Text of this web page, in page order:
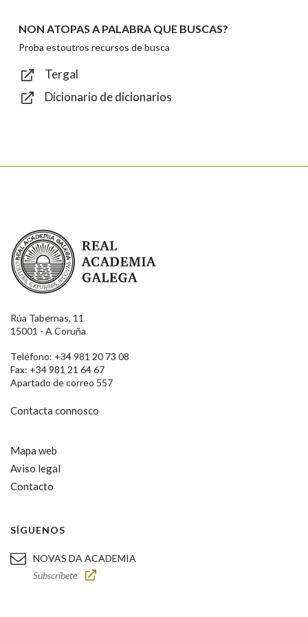
Texto de verificación
NON ATOPAS A PALABRA QUE BUSCAS?
Proba estoutros recursos de busca
Tergal
Dicionario de dicionarios
Real Academia Galega
Rúa Tabernas, 11
15001 - A Coruña
Teléfono: +34 981 20 73 08
Fax: +34 981 21 64 67
Apartado de correo 557
Contacta connosco
Mapa web
Aviso legal
Contacto
SÍGUENOS
NOVAS DA ACADEMIA
Subscríbete